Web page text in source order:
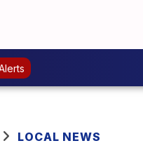
LOCAL NEWS